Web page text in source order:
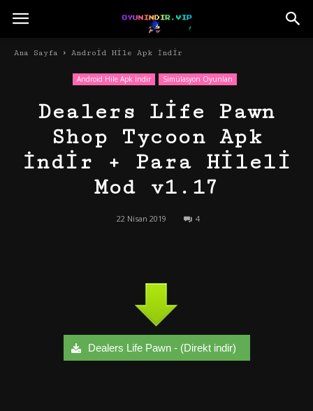
Ana Sayfa Android Hile Apk İndir
Android Hile Apk İndir Simülasyon Oyunları
Dealers Life Pawn
Shop Tycoon Apk
İndir + Para Hileli
Mod v1.17
22 Nisan 2019 4
Dealers Life Pawn - (Direkt indir)